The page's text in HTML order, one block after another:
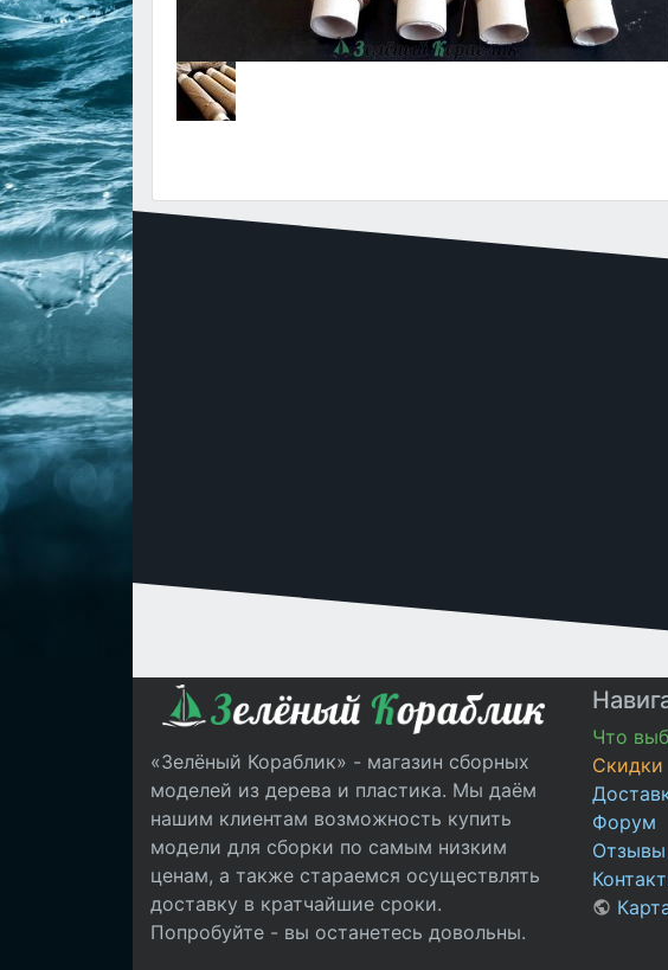
«Зелёный Кораблик» - магазин сборных
моделей из дерева и пластика. Мы даём
нашим клиентам возможность купить
модели для сборки по самым низким
ценам, а также стараемся осуществлять
доставку в кратчайшие сроки.
Попробуйте - вы останетесь довольны.
Что
Скидки
Форум
Отзывы